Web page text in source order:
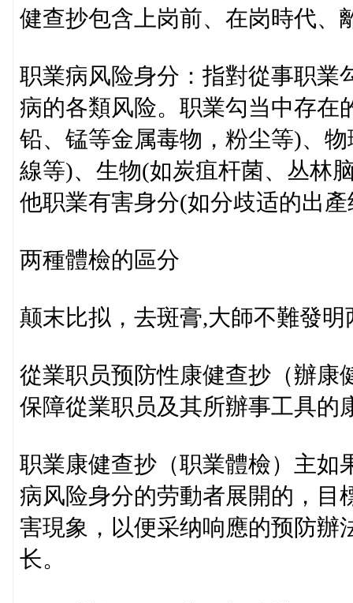
健查抄包含上岗前、在岗時代、
职業病风险身分：指對從事职業
病的各類风险。职業勾当中存在
铅、锰等金属毒物，粉尘等)、
線等)、生物(如炭疽杆菌、丛林
他职業有害身分(如分歧适的出
两種體檢的區分
颠末比拟，去斑膏,大師不難發
從業职员预防性康健查抄（辦康
保障從業职员及其所辦事工具的
职業康健查抄（职業體檢）主如
病风险身分的劳動者展開的，目
害現象，以便采纳响應的预防辦
长。